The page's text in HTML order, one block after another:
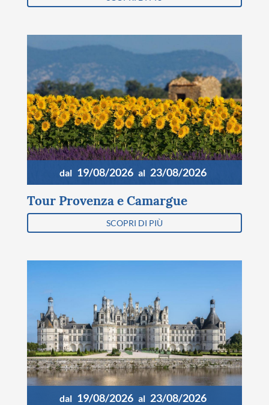
dal 19/08/2026 al 23/08/2026
Tour Provenza e Camargue
SCOPRI DI PIÙ
dal 19/08/2026 al 23/08/2026